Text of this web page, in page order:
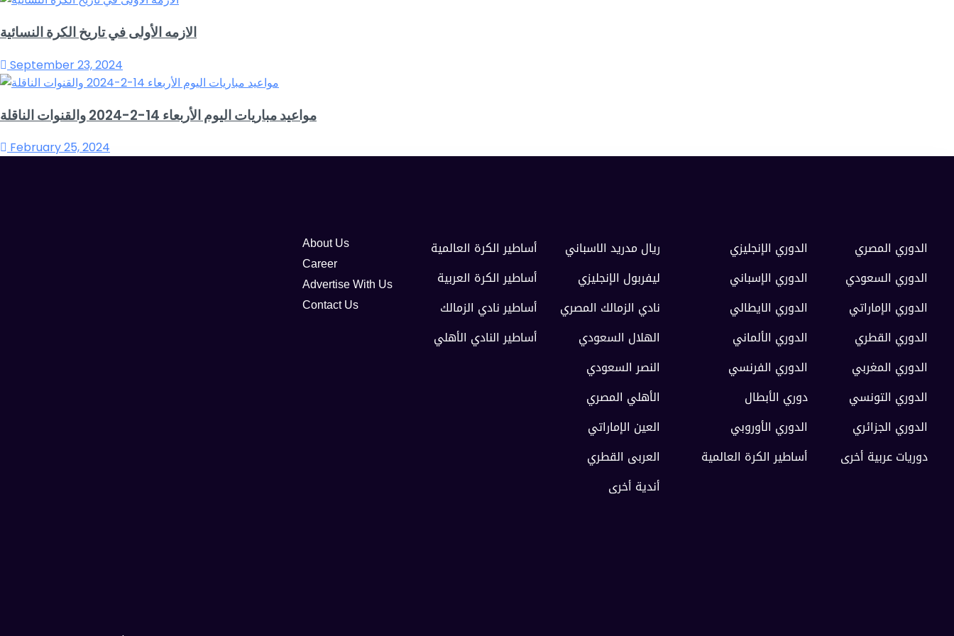
الازمه الأولى في تاريخ الكرة النسائية
September 23, 2024
مواعيد مباريات اليوم الأربعاء 14-2-2024 والقنوات الناقلة
February 25, 2024
About Us
Career
Advertise With Us
Contact Us
أساطير الكرة العالمية
أساطير الكرة العربية
أساطير نادي الزمالك
أساطير النادي الأهلي
ريال مدريد الاسباني
ليفربول الإنجليزي
نادي الزمالك المصري
الهلال السعودي
النصر السعودي
الأهلي المصري
العين الإماراتي
العربى القطري
أندية أخرى
الدوري الإنجليزي
الدوري الإسباني
الدوري الايطالي
الدوري الألماني
الدوري الفرنسي
دوري الأبطال
الدوري الأوروبي
أساطير الكرة العالمية
الدوري المصري
الدوري السعودي
الدوري الإماراتي
الدوري القطري
الدوري المغربي
الدوري التونسي
الدوري الجزائري
دوريات عربية أخرى